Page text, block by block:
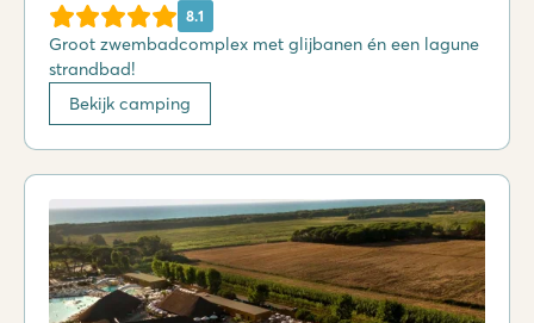
8.1
Groot zwembadcomplex met glijbanen én een lagune
strandbad!
Bekijk camping